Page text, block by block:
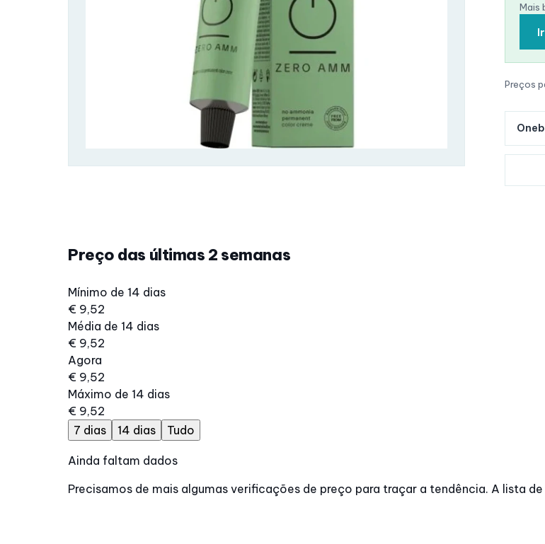
Mais
Preços
Preço das últimas 2 semanas
Mínimo de 14 dias
€ 9,52
Média de 14 dias
€ 9,52
Agora
€ 9,52
Máximo de 14 dias
€ 9,52
7 dias
14 dias Tudo
Ainda faltam dados
Precisamos de mais algumas verificações de preço para traçar a tendência. A lista